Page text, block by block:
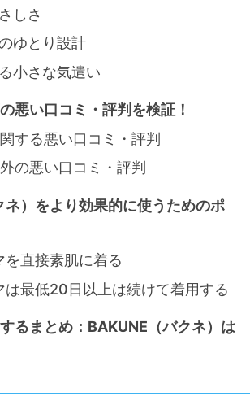
しさ
ゆとり設計
小さな気遣い
悪い口コミ・評判を検証！
する悪い口コミ・評判
の悪い口コミ・評判
ネ）をより効果的に使うためのポ
直接素肌に着る
最低20日以上は続けて着用する
るまとめ：BAKUNE（バクネ）は